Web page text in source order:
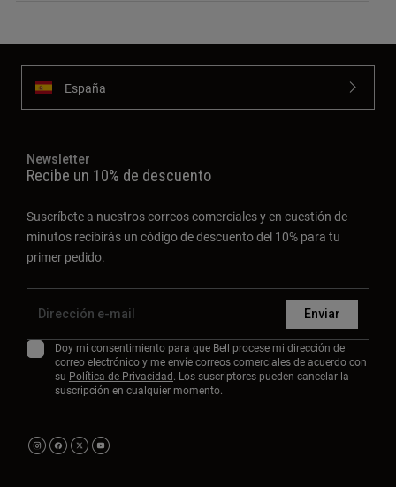
España
Newsletter
Recibe un 10% de descuento
Suscríbete a nuestros correos comerciales y en cuestión de
minutos recibirás un código de descuento del 10% para tu
primer pedido.
Enviar
Doy mi consentimiento para que Bell procese mi dirección de
correo electrónico y me envíe correos comerciales de acuerdo con
su Política de Privacidad. Los suscriptores pueden cancelar la
suscripción en cualquier momento.